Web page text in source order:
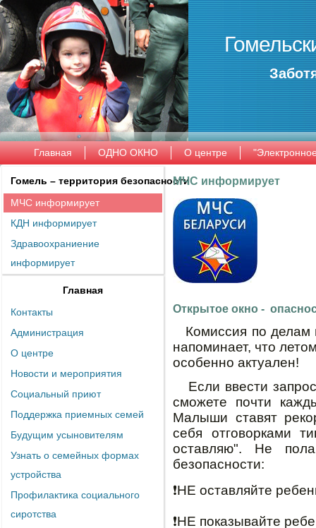
Главная ОДНО ОКНО О центре
Гомель – территория безопасности
МЧС информирует
КДН информирует
Здравоохраниение
информирует
Главная
Контакты
Администрация
О центре
Новости и мероприятия
Социальный приют
Поддержка приемных семей
Будущим усыновителям
Узнать о семейных формах
устройства
Профилактика социального
сиротства
МЧС информирует
Открытое окно -
Комиссия по делам
напоминает, что
особенно актуален!
Если ввести
сможете почти
Малыши ставят
себя отговорками
оставляю". Не
безопасности:
❗️НЕ оставляйте
❗️НЕ показывайте